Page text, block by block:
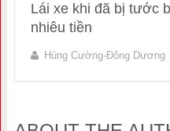
Lái xe khi đã bị tước
nhiêu tiền
Hùng Cường-Đông Dương